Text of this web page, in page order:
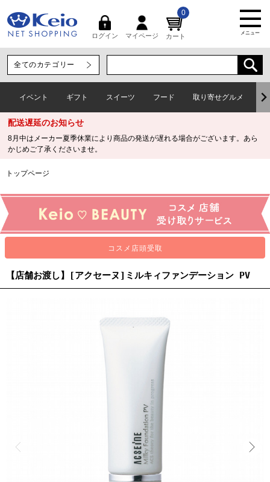
ログイン マイページ カート
0
メニュー
イベント ギフト スイーツ フード 取り寄せグルメ
配送遅延のお知らせ
8月中はメーカー夏季休業により商品の発送が遅れる場合がございます。あら
かじめご了承くださいませ。
トップページ
【店舗お渡し】[アクセーヌ]ミルキィファンデーション PV